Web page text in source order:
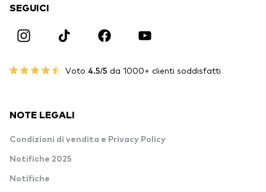
SEGUICI
Voto 4.5/5 da 1000+ clienti soddisfatti
NOTE LEGALI
Condizioni di vendita e Privacy Policy
Notifiche 2025
Notifiche